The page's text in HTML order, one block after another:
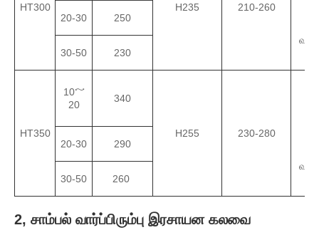
HT300 H235 210-260
20-30 250
30-50 230
HT350
10～
20
340
H255 230-280
20-30 290
30-50 260
2, சாம்பல் வார்ப்பிரும்பு இரசாயன கலவை